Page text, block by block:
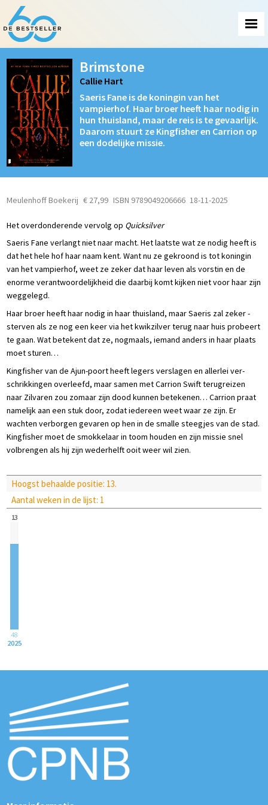
Brimstone
Callie Hart
Saeris Fane is de koningin van het
vampierhof. Haar broer heeft haar nodig in
hun thuisland, maar de reis is te gevaarlijk.
Daarom stuurt ze Kingfisher en Carrion op
een dodelijke missie.
Meulenhoff Boekerij € 27,99 ISBN 9789049206666 18-11-2025
Het overdonderende vervolg op Quicksilver
Saeris Fane verlangt niet naar macht. Het laatste wat ze nodig heeft is
dat het hele hof haar naam kent. Want nu ze gekroond is tot koningin
van het vampierhof, weet ze zeker dat haar leven als vorstin en de
enorme verantwoordelijkheid die daarbij komt kijken niet voor haar zijn
weggelegd.
Haar broer heeft haar nodig in haar thuisland, maar Saeris zal zeker ­
sterven als ze nog een keer via het kwikzilver terug naar huis probeert
te gaan. Wat betekent dat ze, nogmaals, iemand anders in haar plaats
moet sturen…
Kingfisher van de Ajun-poort heeft legers verslagen en allerlei ver­
schrikkingen overleefd, maar samen met Carrion Swift terugreizen
naar Zilvaren zou zomaar zijn dood kunnen betekenen… Carrion praat
namelijk aan een stuk door, zodat iedereen weet waar ze zijn. Er
wachten verborgen gevaren op hen in de smalle steegjes van de stad.
Kingfisher moet de smokkelaar in toom houden en zijn missie snel
volbrengen als hij zijn wederhelft ooit weer wil zien.
Hoogst behaalde positie: 13.
Aantal weken in de lijst: 1
13
48
2025